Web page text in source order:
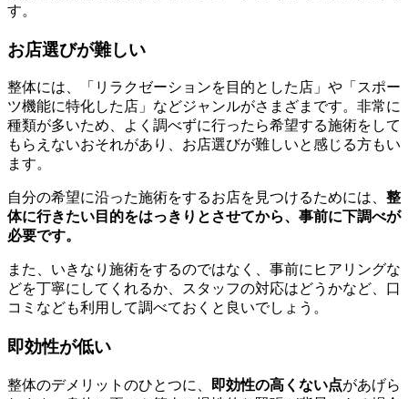
す。
お店選びが難しい
整体には、「リラクゼーションを目的とした店」や「スポー
ツ機能に特化した店」などジャンルがさまざまです。非常に
種類が多いため、よく調べずに行ったら希望する施術をして
もらえないおそれがあり、お店選びが難しいと感じる方もい
ます。
自分の希望に沿った施術をするお店を見つけるためには、 整
体に行きたい目的をはっきりとさせてから、事前に下調べが
必要です。
また、いきなり施術をするのではなく、事前にヒアリングな
どを丁寧にしてくれるか、スタッフの対応はどうかなど、口
コミなども利用して調べておくと良いでしょう。
即効性が低い
整体のデメリットのひとつに、 即効性の高くない点があげら